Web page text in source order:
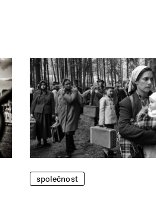
společnost